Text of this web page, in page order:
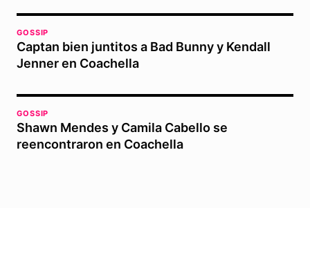
GOSSIP
Captan bien juntitos a Bad Bunny y Kendall
Jenner en Coachella
GOSSIP
Shawn Mendes y Camila Cabello se
reencontraron en Coachella